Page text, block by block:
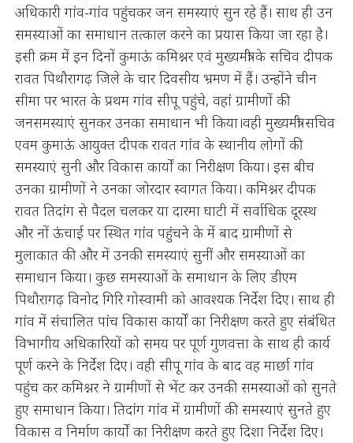
अधिकारी गांव-गांव पहुंचकर जन समस्याएं सुन रहे हैं। साथ ही उन
समस्याओं का समाधान तत्काल करने का प्रयास किया जा रहा है।
इसी क्रम में इन दिनों कुमाऊं कमिश्नर एवं मुख्यमंत्री के सचिव दीपक
रावत पिथौरागढ़ जिले के चार दिवसीय भ्रमण में हैं। उन्होंने चीन
सीमा पर भारत के प्रथम गांव सीपू पहुंचे, वहां ग्रामीणों की
जनसमस्याएं सुनकर उनका समाधान भी किया।वही मुख्यमंत्री सचिव
एवम कुमाऊं आयुक्त दीपक रावत गांव के स्थानीय लोगों की
समस्याएं सुनी और विकास कार्यों का निरीक्षण किया। इस बीच
उनका ग्रामीणों ने उनका जोरदार स्वागत किया। कमिश्नर दीपक
रावत तिदांग से पैदल चलकर या दारमा घाटी में सर्वाधिक दूरस्थ
और नों ऊंचाई पर स्थित गांव पहुंचने के में बाद ग्रामीणों से
मुलाकात की और में उनकी समस्याएं सुनीं और समस्याओं का
समाधान किया। कुछ समस्याओं के समाधान के लिए डीएम
पिथौरागढ़ विनोद गिरि गोस्वामी को आवश्यक निर्देश दिए। साथ ही
गांव में संचालित पांच विकास कार्यों का निरीक्षण करते हुए संबंधित
विभागीय अधिकारियों को समय पर पूर्ण गुणवत्ता के साथ ही कार्य
पूर्ण करने के निर्देश दिए। वही सीपू गांव के बाद वह मार्छा गांव
पहुंच कर कमिश्नर ने ग्रामीणों से भेंट कर उनकी समस्याओं को सुनते
हुए समाधान किया। तिदांग गांव में ग्रामीणों की समस्याएं सुनते हुए
विकास व निर्माण कार्यों का निरीक्षण करते हुए दिशा निर्देश दिए।